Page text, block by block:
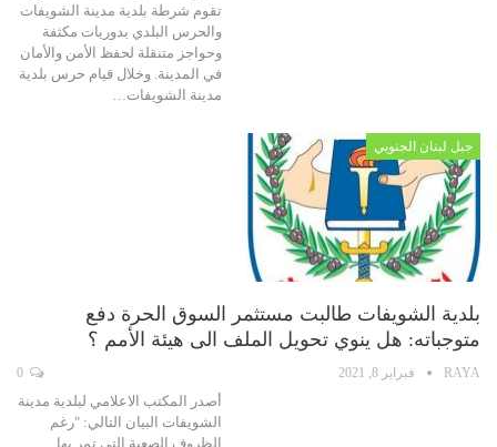
تقوم شرطة بلدية مدينة الشويفات
والحرس البلدي بدوريات مكثفة
وحواجز متنقلة لحفظ الأمن والأمان
في المدينة. وخلال قيام حرس بلدية
مدينة الشويفات…
جبل لبنان الجنوبي
بلدية الشويفات طالبت مستثمر السوق الحرة دفع
متوجباته: هل ينوي تحويل الملف الى هيئة الأمم ؟
RAYA فبراير 8, 2021
أصدر المكتب الاعلامي لبلدية مدينة
الشويفات البيان التالي: "رغم
الظروف الصعبة التي تمر بها